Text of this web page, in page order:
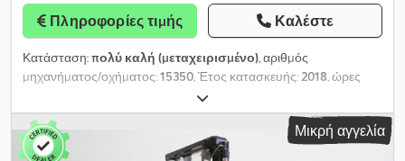
Πληροφορίες τιμής Καλέστε
Κατάσταση:πολύ καλή (μεταχειρισμένο), αριθμός
μηχανήματος/οχήματος:15350, Έτος κατασκευής:2018, ώρες
, ωφελιμο φορτίο:
4.112 χιλ., ελεύθερη ανύψωση:1.400 χιλ., ύψος κατασκευής:1.920
χιλ., μήκος περονών: , διάσταση εμπρόσθιου ελαστικού:,
μέγεθος πίσω ελαστικού:
, συνολικό βάρος:
Μικρή αγγελία